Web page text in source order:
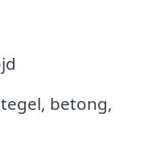
betong,